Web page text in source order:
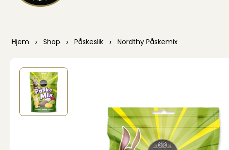
Hjem › Shop › Påskeslik › Nordthy Påskemix